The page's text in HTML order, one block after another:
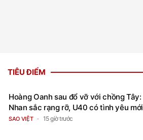
TIÊU ĐIỂM
Hoàng Oanh sau đổ vỡ với chồng Tây:
Nhan sắc rạng rỡ, U40 có tình yêu mới
SAO VIỆT 15 giờ trước